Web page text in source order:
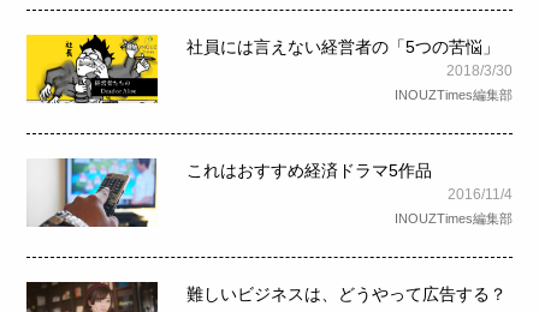
社員には言えない経営者の「5つの苦悩」
2018/3/30
INOUZTimes編集部
これはおすすめ経済ドラマ5作品
2016/11/4
INOUZTimes編集部
難しいビジネスは、どうやって広告する？